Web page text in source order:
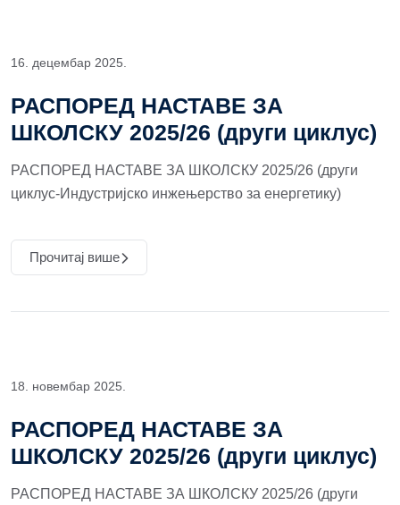
16. децембар 2025.
РАСПОРЕД НАСТАВЕ ЗА
ШКОЛСКУ 2025/26 (други циклус)
РАСПОРЕД НАСТАВЕ ЗА ШКОЛСКУ 2025/26 (други
циклус-Индустријско инжењерство за енергетику)
Прочитај више
18. новембар 2025.
РАСПОРЕД НАСТАВЕ ЗА
ШКОЛСКУ 2025/26 (други циклус)
РАСПОРЕД НАСТАВЕ ЗА ШКОЛСКУ 2025/26 (други